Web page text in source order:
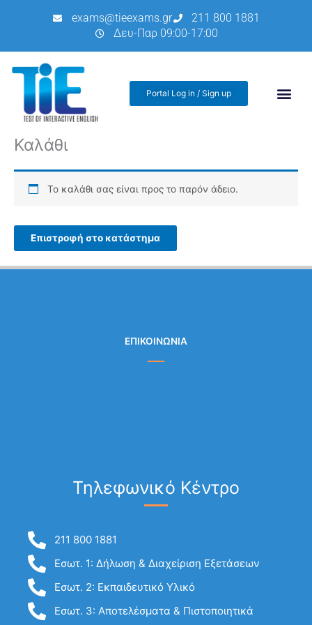
exams@tieexams.gr
211 800 1881
Δευ-Παρ 09:00-17:00
Portal Log in / Sign up
Καλάθι
Το καλάθι σας είναι προς το παρόν άδειο.
Επιστροφή στο κατάστημα
ΕΠΙΚΟΙΝΩΝΙΑ
Τηλεφωνικό Κέντρο
211 800 1881
Εσωτ. 1: Δήλωση & Διαχείριση Εξετάσεων
Εσωτ. 2: Εκπαιδευτικό Υλικό
Εσωτ. 3: Αποτελέσματα & Πιστοποιητικά